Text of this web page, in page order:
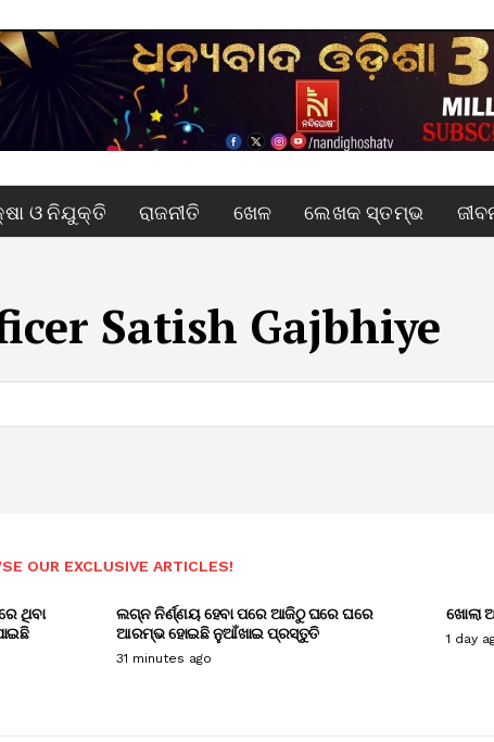
ଓ ନିଯୁକ୍ତି ରାଜନୀତି ଖେଳ ଲେଖକ ସ୍ତମ୍ଭ
Satish Gajbhiye
OUR EXCLUSIVE ARTICLES!
ଥିବା
ଲଗ୍ନ ନିର୍ଣ୍ଣୟ ହେବା ପରେ ଆଜିଠୁ ଘରେ ଘରେ
ଆରମ୍ଭ ହୋଇଛି ନୁଆଁଖାଇ ପ୍ରସ୍ତୁତି
31 minutes ago
ଖୋଲା
1 day